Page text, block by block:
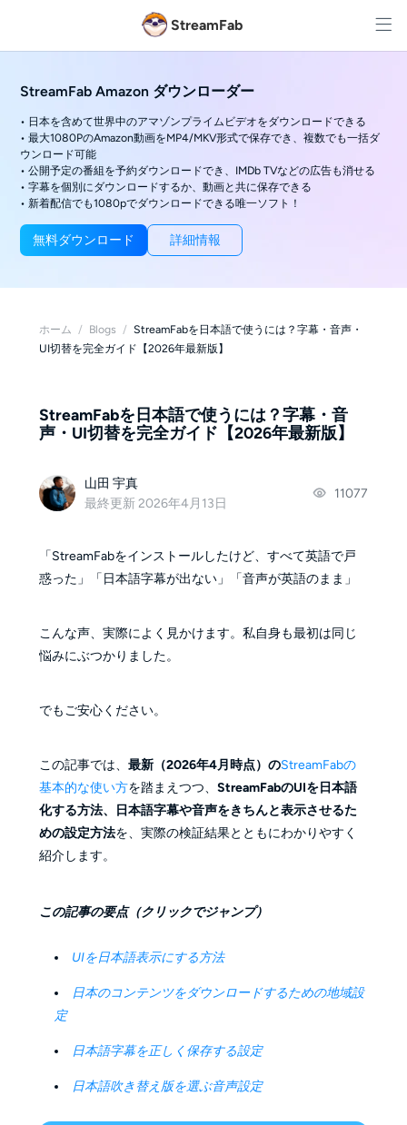
StreamFab
StreamFab Amazon ダウンローダー
• 日本を含めて世界中のアマゾンプライムビデオをダウンロードできる
• 最大1080PのAmazon動画をMP4/MKV形式で保存でき、複数でも一括ダ
ウンロード可能
• 公開予定の番組を予約ダウンロードでき、IMDb TVなどの広告も消せる
• 字幕を個別にダウンロードするか、動画と共に保存できる
• 新着配信でも1080pでダウンロードできる唯一ソフト！
無料ダウンロード 詳細情報
ホーム / Blogs / StreamFabを日本語で使うには？字幕・音声・
UI切替を完全ガイド【2026年最新版】
StreamFabを日本語で使うには？字幕・音
声・UI切替を完全ガイド【2026年最新版】
山田 宇真
最終更新 2026年4月13日
11077
「StreamFabをインストールしたけど、すべて英語で戸
惑った」「日本語字幕が出ない」「音声が英語のまま」
こんな声、実際によく見かけます。私自身も最初は同じ
悩みにぶつかりました。
でもご安心ください。
この記事では、 最新（2026年4月時点）のStreamFabの
基本的な使い方を踏まえつつ、 StreamFabのUIを日本語
化する方法、日本語字幕や音声をきちんと表示させるた
めの設定方法を、実際の検証結果とともにわかりやすく
紹介します。
この記事の要点（クリックでジャンプ）
UIを日本語表示にする方法
日本のコンテンツをダウンロードするための地域設
定
日本語字幕を正しく保存する設定
日本語吹き替え版を選ぶ音声設定